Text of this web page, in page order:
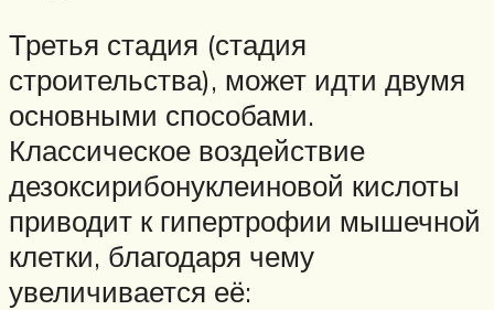
Третья стадия (стадия
строительства), может идти двумя
основными способами.
Классическое воздействие
дезоксирибонуклеиновой кислоты
приводит к гипертрофии мышечной
клетки, благодаря чему
увеличивается её: